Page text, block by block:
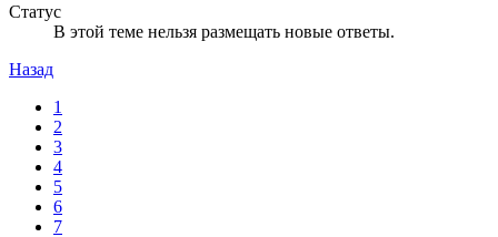
Статус
В этой теме нельзя размещать новые ответы.
Назад
1
2
3
4
5
6
7